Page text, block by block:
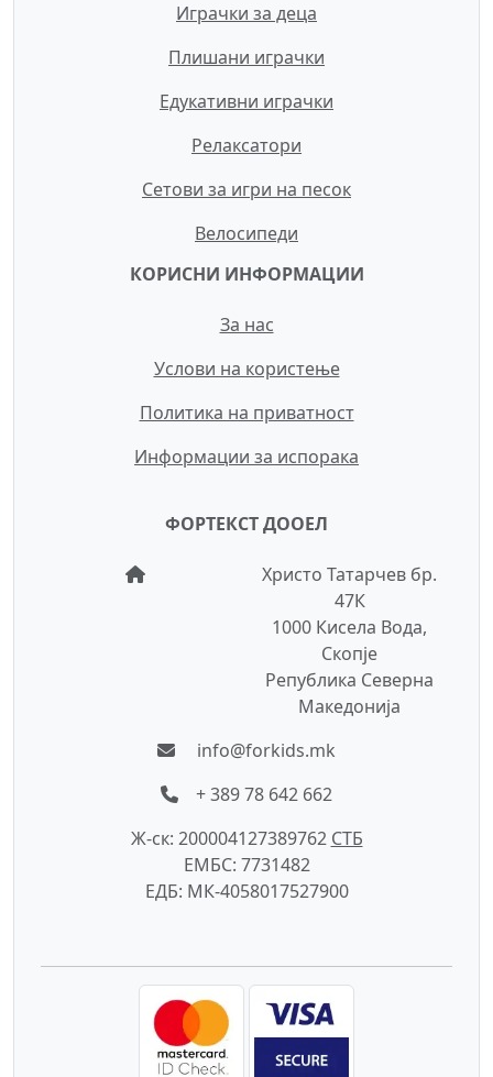
Играчки за деца
Плишани играчки
Едукативни играчки
Релаксатори
Сетови за игри на песок
Велосипеди
КОРИСНИ ИНФОРМАЦИИ
За нас
Услови на користење
Политика на приватност
Информации за испорака
ФОРТЕКСТ ДООЕЛ
Христо Татарчев бр.
47К
1000 Кисела Вода,
Скопје
Република Северна
Македонија
info@forkids.mk
+ 389 78 642 662
Ж-ск: 200004127389762 СTБ
ЕМБС: 7731482
ЕДБ: МК-4058017527900